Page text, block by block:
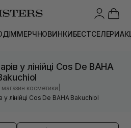
ДІММЕРЧНОВИНКИБЕСТСЕЛЕРИ
у лінійці Cos De BAHA
магазин косметики
у лінійці Cos De BAHA Bakuchiol